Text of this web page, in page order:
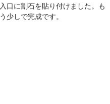
入口に割石を貼り付けました。も
う少しで完成です。